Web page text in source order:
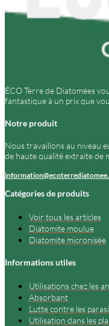
ÉCO Terre de Diatomées
fantastique à un prix que
Notre produit
Nous travaillons au niveau
de haute qualité extraite de
Catégories de produits
Voir tous les articles
Diatomite moulue
Diatomite micronisée
Informations utiles
Utilisations chez les
Absorbant
Lutte contre les
Utilisation dans les